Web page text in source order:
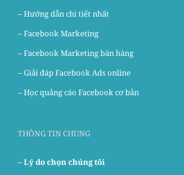
– Hướng dẫn chi tiết nhất
–Facebook Marketing
–Facebook Marketing bán hàng
–Giải đáp Facebook Ads online
–Học quảng cáo Facebook cơ bản
THÔNG TIN CHUNG
– Lý do chọn chúng tôi